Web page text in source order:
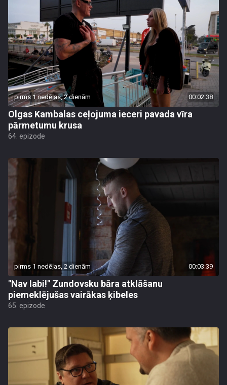
pirms 1 nedēļas, 2 dienām 00:02:38
Olgas Kambalas ceļojuma ieceri pavada vīra
pārmetumu krusa
64. epizode
pirms 1 nedēļas, 2 dienām 00:03:39
"Nav labi!" Zundovsku bāra atklāšanu
piemeklējušas vairākas ķibeles
65. epizode